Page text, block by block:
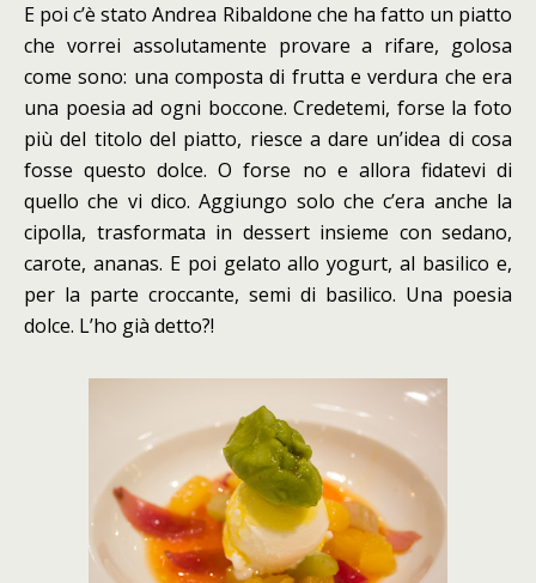
E poi c’è stato Andrea Ribaldone che ha fatto un piatto
che vorrei assolutamente provare a rifare, golosa
come sono: una composta di frutta e verdura che era
una poesia ad ogni boccone. Credetemi, forse la foto
più del titolo del piatto, riesce a dare un’idea di cosa
fosse questo dolce. O forse no e allora fidatevi di
quello che vi dico. Aggiungo solo che c’era anche la
cipolla, trasformata in dessert insieme con sedano,
carote, ananas. E poi gelato allo yogurt, al basilico e,
per la parte croccante, semi di basilico. Una poesia
dolce. L’ho già detto?!